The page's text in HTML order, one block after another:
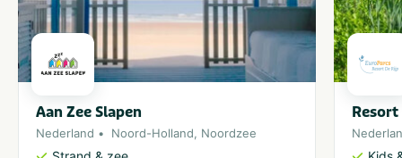
Thema
Outdoor en sportief
Zakelijk
Dagje uit
Aan Zee Slapen
Nederland Noord-Holland, Noordzee
Resort